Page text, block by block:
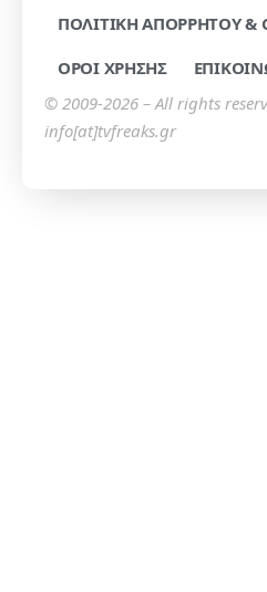
ΠΟΛΙΤΙΚΗ ΑΠΟΡΡΗΤΟΥ &
ΟΡΟΙ ΧΡΗΣΗΣ
© 2009-2026 – All rights
info[at]tvfreaks.gr